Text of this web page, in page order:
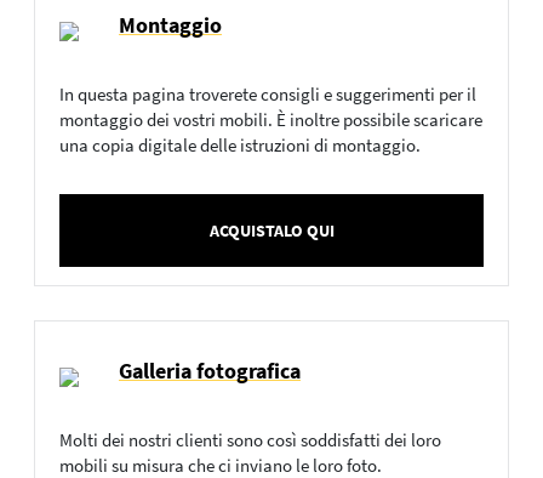
Montaggio
In questa pagina troverete consigli e suggerimenti per il
montaggio dei vostri mobili. È inoltre possibile scaricare
una copia digitale delle istruzioni di montaggio.
ACQUISTALO QUI
Galleria fotografica
Molti dei nostri clienti sono così soddisfatti dei loro
mobili su misura che ci inviano le loro foto.